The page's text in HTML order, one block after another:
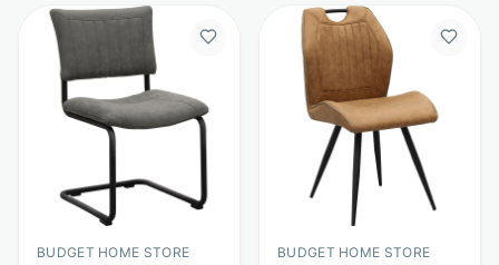
BUDGET HOME STORE BUDGET HOME STORE